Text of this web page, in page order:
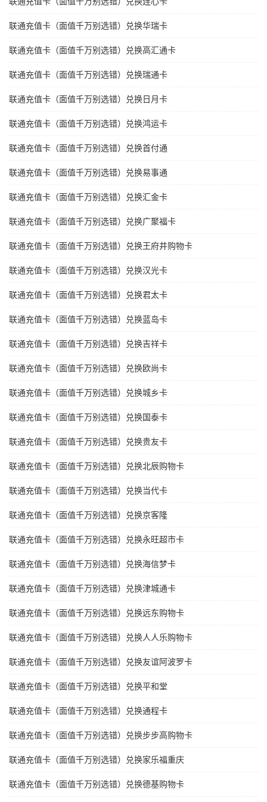
联通充值卡（面值千万别选错）兑换华瑞卡
联通充值卡（面值千万别选错）兑换高汇通卡
联通充值卡（面值千万别选错）兑换瑞通卡
联通充值卡（面值千万别选错）兑换日月卡
联通充值卡（面值千万别选错）兑换鸿运卡
联通充值卡（面值千万别选错）兑换首付通
联通充值卡（面值千万别选错）兑换易事通
联通充值卡（面值千万别选错）兑换汇金卡
联通充值卡（面值千万别选错）兑换广聚福卡
联通充值卡（面值千万别选错）兑换王府井购物卡
联通充值卡（面值千万别选错）兑换汉光卡
联通充值卡（面值千万别选错）兑换君太卡
联通充值卡（面值千万别选错）兑换蓝岛卡
联通充值卡（面值千万别选错）兑换吉祥卡
联通充值卡（面值千万别选错）兑换欧尚卡
联通充值卡（面值千万别选错）兑换城乡卡
联通充值卡（面值千万别选错）兑换国泰卡
联通充值卡（面值千万别选错）兑换贵友卡
联通充值卡（面值千万别选错）兑换北辰购物卡
联通充值卡（面值千万别选错）兑换当代卡
联通充值卡（面值千万别选错）兑换京客隆
联通充值卡（面值千万别选错）兑换永旺超市卡
联通充值卡（面值千万别选错）兑换海信梦卡
联通充值卡（面值千万别选错）兑换津城通卡
联通充值卡（面值千万别选错）兑换远东购物卡
联通充值卡（面值千万别选错）兑换人人乐购物卡
联通充值卡（面值千万别选错）兑换友谊阿波罗卡
联通充值卡（面值千万别选错）兑换平和堂
联通充值卡（面值千万别选错）兑换通程卡
联通充值卡（面值千万别选错）兑换步步高购物卡
联通充值卡（面值千万别选错）兑换家乐福重庆
联通充值卡（面值千万别选错）兑换德基购物卡